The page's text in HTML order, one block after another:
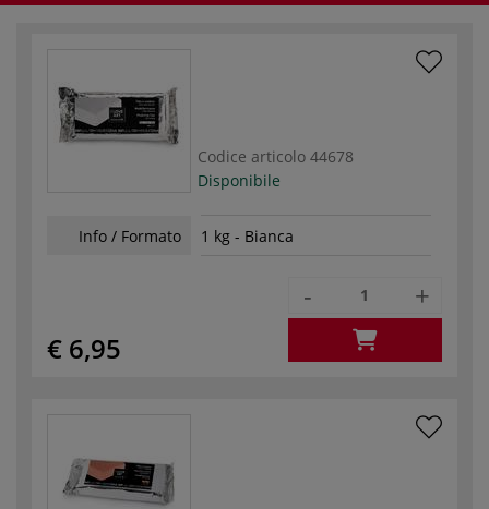
Codice articolo 44678
Disponibile
Info / Formato 1 kg - Bianca
€ 6,95
- +